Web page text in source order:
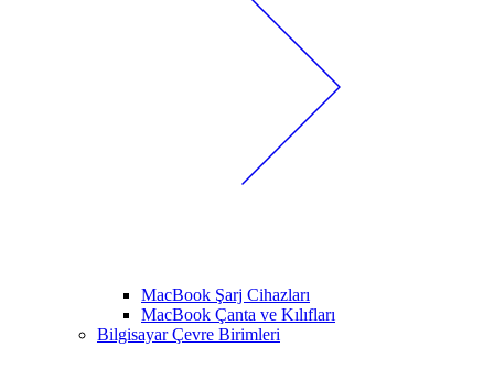
MacBook Şarj Cihazları
MacBook Çanta ve Kılıfları
Bilgisayar Çevre Birimleri